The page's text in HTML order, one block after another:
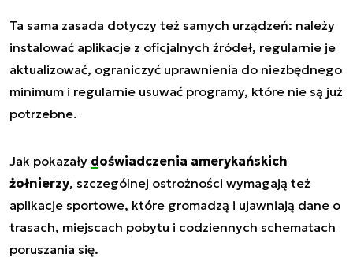
Ta sama zasada dotyczy też samych urządzeń: należy
instalować aplikacje z oficjalnych źródeł, regularnie je
aktualizować, ograniczyć uprawnienia do niezbędnego
minimum i regularnie usuwać programy, które nie są już
potrzebne.
Jak pokazały doświadczenia amerykańskich
żołnierzy, szczególnej ostrożności wymagają też
aplikacje sportowe, które gromadzą i ujawniają dane o
trasach, miejscach pobytu i codziennych schematach
poruszania się.